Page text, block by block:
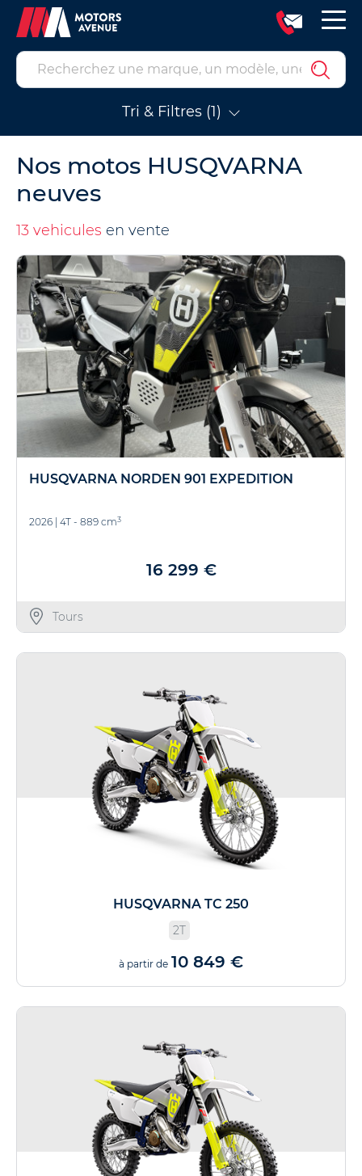
Tri & Filtres (1)
Nos motos HUSQVARNA
neuves
13 vehicules en vente
HUSQVARNA NORDEN 901 EXPEDITION
2026 4T - 889 cm3
16 299 €
Tours
HUSQVARNA TC 250
2T
à partir de 10 849 €